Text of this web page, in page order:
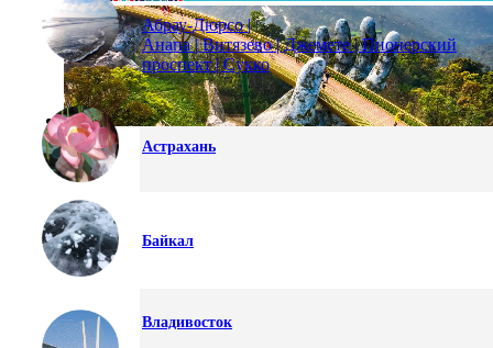
Абрау-Дюрсо |
Анапа | Витязево | Джемете | Пионерский
проспект | Сукко
Астрахань
Байкал
Владивосток